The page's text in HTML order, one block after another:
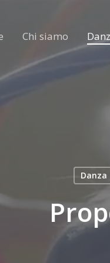
Chi siamo
Danza